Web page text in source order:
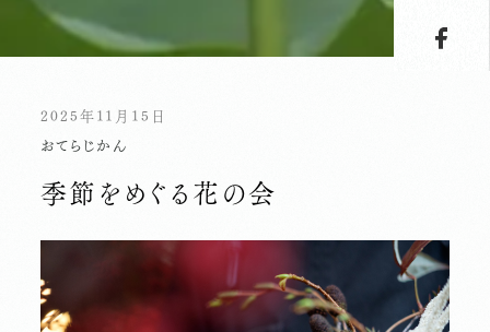
2025年11月15日
おてらじかん
季節をめぐる花の会